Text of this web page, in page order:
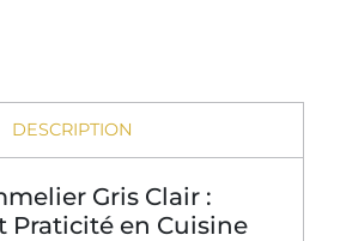
DESCRIPTION
Gris Clair :
Praticité en Cuisine